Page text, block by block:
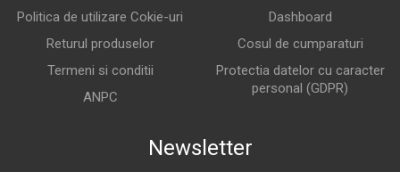
Politica de utilizare Cokie-uri
Returul produselor
Termeni si conditii
ANPC
Dashboard
Cosul de cumparaturi
Protectia datelor cu caracter
personal (GDPR)
Newsletter